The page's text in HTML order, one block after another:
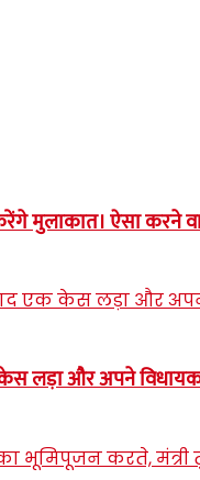
मुलाकात। ऐसा करने
लड़ा और अपने विधायक